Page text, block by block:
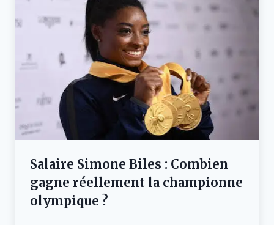
Salaire Simone Biles : Combien
gagne réellement la championne
olympique ?